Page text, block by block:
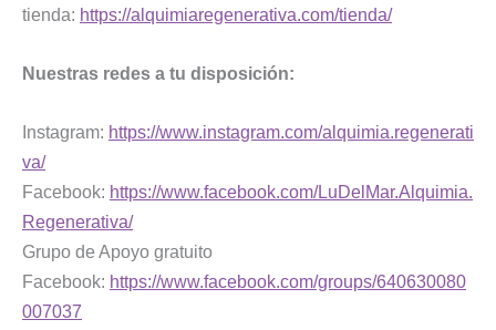
tienda: https://alquimiaregenerativa.com/tienda/
Nuestras redes a tu disposición:
Instagram: https://www.instagram.com/alquimia.regenerati
va/
Facebook: https://www.facebook.com/LuDelMar.Alquimia.
Regenerativa/
Grupo de Apoyo gratuito
Facebook: https://www.facebook.com/groups/640630080
007037